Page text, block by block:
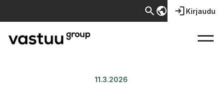
searchpublic login Kirjaudu
11.3.2026